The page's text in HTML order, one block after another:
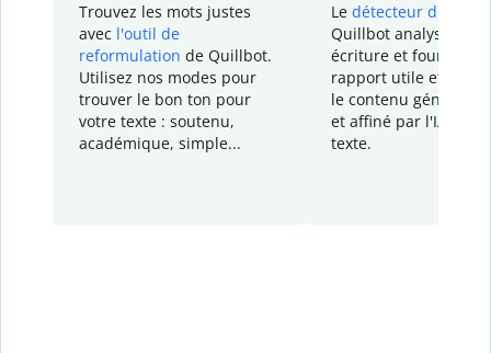
Trouvez les mots justes
avec l'outil de
reformulation de Quillbot.
Utilisez nos modes pour
trouver le bon ton pour
votre texte : soutenu,
académique, simple...
Le détecteur d'IA
Quillbot analyse votre
écriture et fournit un
rapport utile et
le contenu généré
et affiné par l'IA
texte.